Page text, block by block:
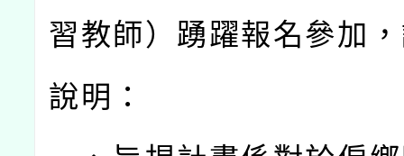
習教師）踴躍報名參加
說明：